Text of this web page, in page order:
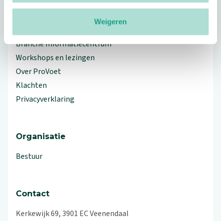
Weigeren
Branche Informatiecentrum
Workshops en lezingen
Over ProVoet
Klachten
Privacyverklaring
Organisatie
Bestuur
Contact
Kerkewijk 69, 3901 EC Veenendaal